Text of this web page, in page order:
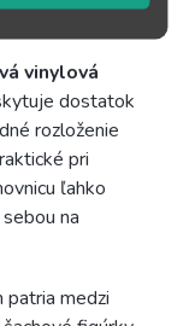
vinylová
dostatok
rozloženie
pri
ľahko
na
patria medzi